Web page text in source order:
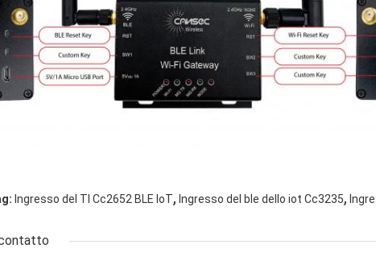
Ingresso del TI Cc2652 BLE IoT, Ingresso del ble dello iot Cc3235,